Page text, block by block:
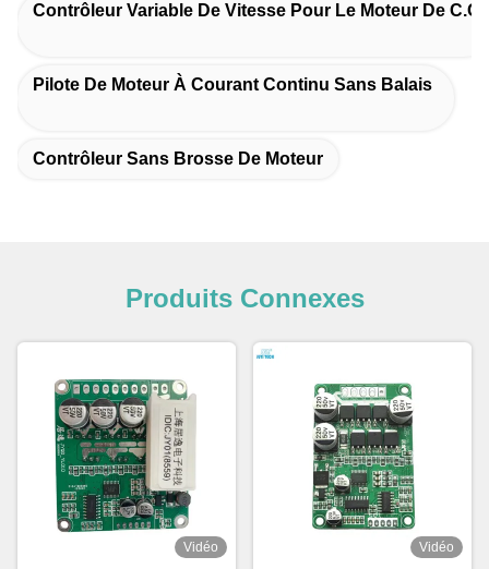
Contrôleur Variable De Vitesse Pour Le Moteur De C.C
Pilote De Moteur À Courant Continu Sans Balais
Contrôleur Sans Brosse De Moteur
Produits Connexes
Vidéo Vidéo